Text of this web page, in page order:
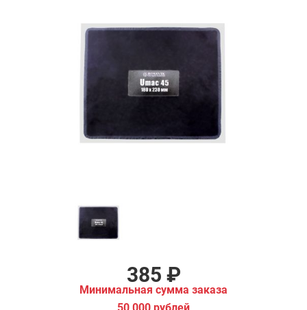
385 ₽
Минимальная сумма заказа
В кредит от 13 руб/мес